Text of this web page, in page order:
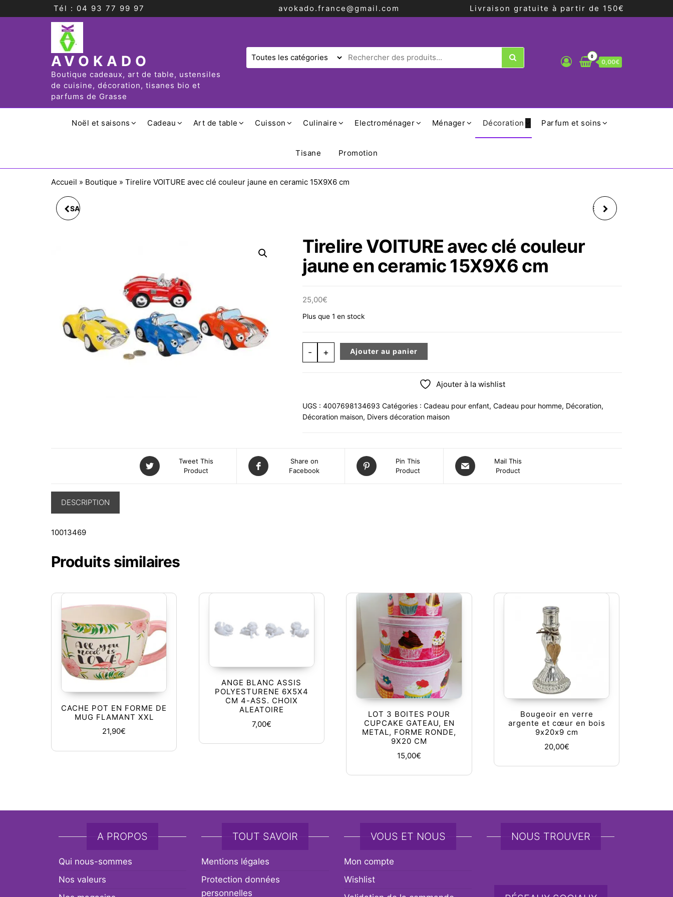
Tél : 04 93 77 99 97 avokado.france@gmail.com Livraison gratuite à partir de 150€
AVOKADO
Boutique cadeaux, art de table, ustensiles
de cuisine, décoration, tisanes bio et
parfums de Grasse
0
0,00€
Noël et saisons Cadeau Art de table Cuisson Culinaire Electroménager Ménager Décoration Parfum et soins
Tisane Promotion
Accueil » Boutique » Tirelire VOITURE avec clé couleur jaune en ceramic 15X9X6 cm
SAVING BANK UNICORN SEAU A CHAMPAGNE
Tirelire VOITURE avec clé couleur
jaune en ceramic 15X9X6 cm
25,00€
Plus que 1 en stock
- quantité de Tirelire VOITURE avec clé couleur jaune en ceramic 15X9X6 cm
+ Ajouter au panier
Ajouter à la wishlist
UGS : 4007698134693 Catégories : Cadeau pour enfant, Cadeau pour homme, Décoration,
Décoration maison, Divers décoration maison
Tweet This
Product
Share on
Facebook
Pin This
Product
Mail This
Product
DESCRIPTION
10013469
Produits similaires
CACHE POT EN FORME DE
MUG FLAMANT XXL
21,90€
ANGE BLANC ASSIS
POLYESTURENE 6X5X4
CM 4-ASS. CHOIX
ALEATOIRE
7,00€
LOT 3 BOITES POUR
CUPCAKE GATEAU, EN
METAL, FORME RONDE,
9X20 CM
15,00€
Bougeoir en verre
argente et cœur en bois
9x20x9 cm
20,00€
A PROPOS
Qui nous-sommes
Nos valeurs
TOUT SAVOIR
Mentions légales
Protection données
personnelles
VOUS ET NOUS
Mon compte
Wishlist
NOUS TROUVER